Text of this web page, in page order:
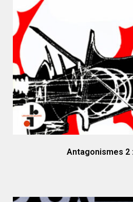
Antagonismes 2